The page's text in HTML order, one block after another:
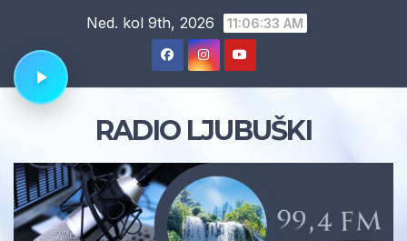
content
Ned. kol 9th, 2026 11:06:34 AM
RADIO LJUBUŠKI